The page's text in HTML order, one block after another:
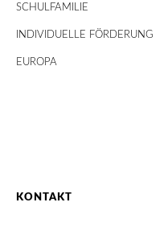
SCHULFAMILIE
INDIVIDUELLE FÖRDERUNG
EUROPA
KONTAKT